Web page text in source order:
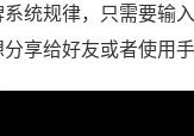
系统规律，只需要输
分享给好友或者使用